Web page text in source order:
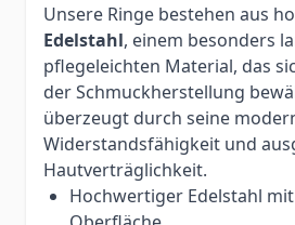
Unsere Ringe bestehen aus
Edelstahl, einem besonders
pflegeleichten Material, das
der Schmuckherstellung
überzeugt durch seine
Widerstandsfähigkeit und
Hautverträglichkeit.
Hochwertiger Edelstahl